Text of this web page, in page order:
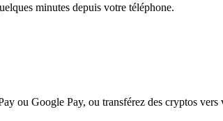
minutes depuis votre téléphone.
ou Google Pay, ou transférez des cryptos